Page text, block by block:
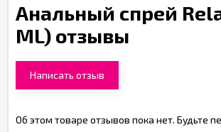
Анальный спрей
ML) отзывы
Написать отзыв
Об этом товаре отзывов пока нет. Будьте